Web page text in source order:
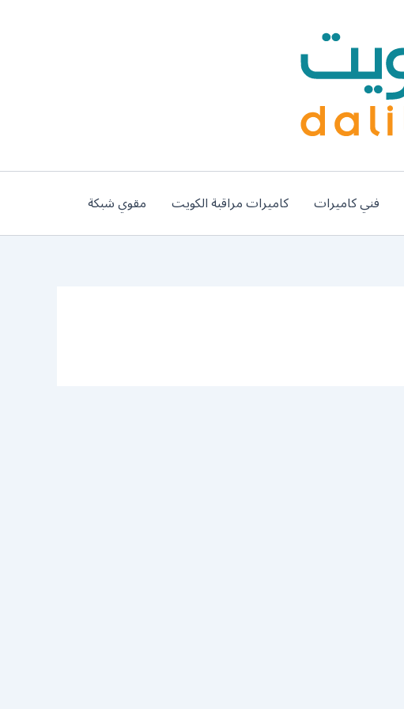
فني كاميرات كاميرات مراقبة الكويت مقوي شبكة